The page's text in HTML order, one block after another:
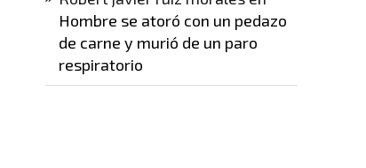
Hombre se atoró con un pedazo
de carne y murió de un paro
respiratorio